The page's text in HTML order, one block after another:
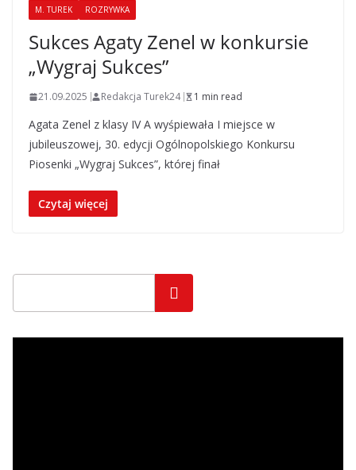
M. TUREK ROZRYWKA
Sukces Agaty Zenel w konkursie
„Wygraj Sukces”
21.09.2025 Redakcja Turek24 1 min read
Agata Zenel z klasy IV A wyśpiewała I miejsce w
jubileuszowej, 30. edycji Ogólnopolskiego Konkursu
Piosenki „Wygraj Sukces”, której finał
Czytaj więcej
Szukaj